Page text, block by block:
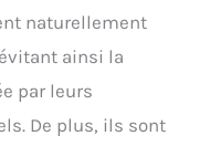
naturellement
ainsi la
par leurs
De plus, ils sont